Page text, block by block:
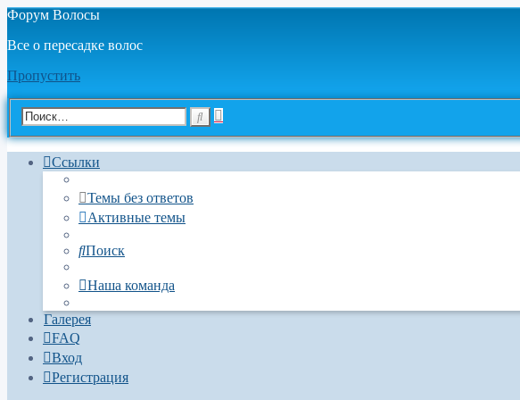
Форум Волосы
Все о пересадке волос
Пропустить
ПоискРасширенный
поиск
Ссылки
Темы без ответов
Активные темы
Поиск
Наша команда
Галерея
FAQ
Вход
Регистрация